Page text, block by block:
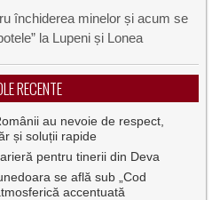
închiderea minelor și acum se
la Lupeni și Lonea
RECENTE
au nevoie de respect,
și soluții rapide
pentru tinerii din Deva
se află sub „Cod
accentuată